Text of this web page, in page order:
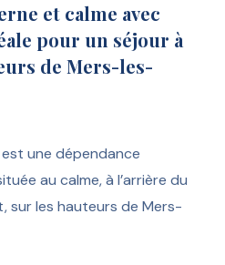
et calme avec
pour un séjour à
de Mers-les-
une dépendance
au calme, à l’arrière du
sur les hauteurs de Mers-